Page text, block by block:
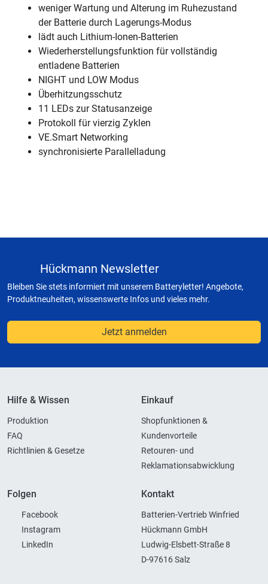
weniger Wartung und Alterung im Ruhezustand
der Batterie durch Lagerungs-Modus
lädt auch Lithium-Ionen-Batterien
Wiederherstellungsfunktion für vollständig
entladene Batterien
NIGHT und LOW Modus
Überhitzungsschutz
11 LEDs zur Statusanzeige
Protokoll für vierzig Zyklen
VE.Smart Networking
synchronisierte Parallelladung
Hückmann Newsletter
Bleiben Sie stets informiert mit unserem Batteryletter! Angebote,
Produktneuheiten, wissenswerte Infos und vieles mehr.
Jetzt anmelden
Hilfe & Wissen
Produktion
FAQ
Richtlinien & Gesetze
Einkauf
Shopfunktionen &
Kundenvorteile
Retouren- und
Reklamationsabwicklung
Folgen
Facebook
Instagram
LinkedIn
Kontakt
Batterien-Vertrieb Winfried
Hückmann GmbH
Ludwig-Elsbett-Straße 8
D-97616 Salz